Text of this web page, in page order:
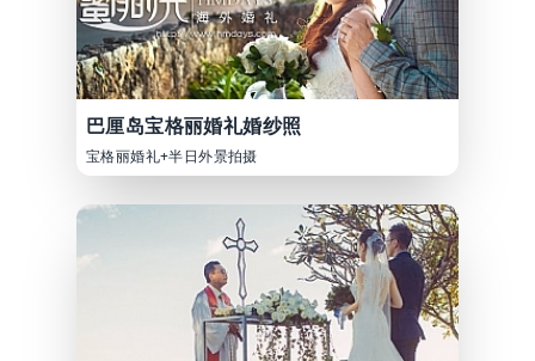
巴厘岛宝格丽婚礼婚纱照
宝格丽婚礼+半日外景拍摄